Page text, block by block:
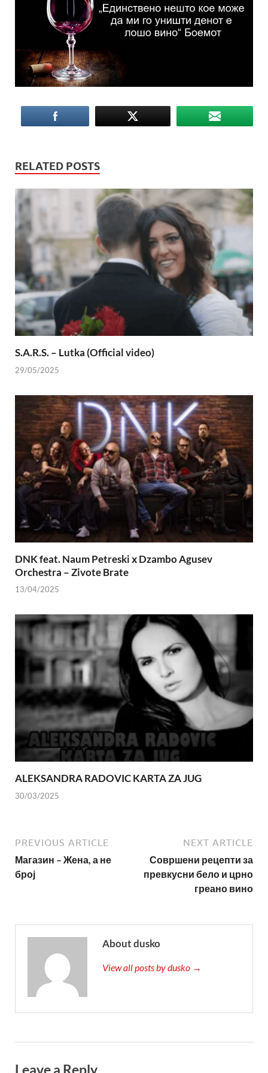
RELATED POSTS
S.A.R.S. – Lutka (Official video)
29/05/2025
DNK feat. Naum Petreski х Dzambo Agusev
Orchestra – Zivote Brate
13/04/2025
ALEKSANDRA RADOVIC KARTA ZA JUG
30/03/2025
PREVIOUS ARTICLE
Магазин – Жена, а не
број
NEXT ARTICLE
Совршени рецепти за
превкусни бело и црно
греано вино
About dusko
View all posts by dusko →
Leave a Reply